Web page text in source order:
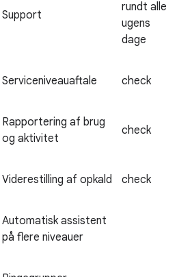
Support
rundt alle
ugens
dage
Serviceniveauaftale check
Rapportering af brug
og aktivitet
check
Viderestilling af opkald check
Automatisk assistent
på flere niveauer